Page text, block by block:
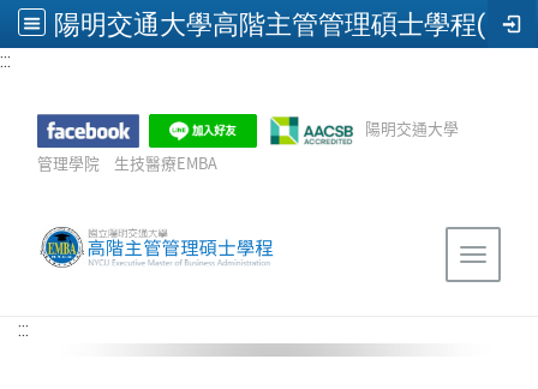
陽明交通大學高階主管管理碩士學程(EMBA)
:::
陽明交通大學
管理學院
生技醫療EMBA
Toggle
:::